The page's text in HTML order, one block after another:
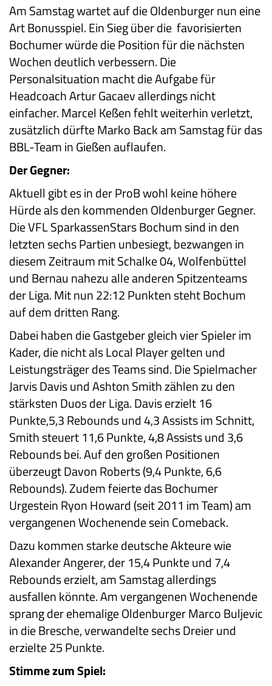
Am Samstag wartet auf die Oldenburger nun eine
Art Bonusspiel. Ein Sieg über die favorisierten
Bochumer würde die Position für die nächsten
Wochen deutlich verbessern. Die
Personalsituation macht die Aufgabe für
Headcoach Artur Gacaev allerdings nicht
einfacher. Marcel Keßen fehlt weiterhin verletzt,
zusätzlich dürfte Marko Back am Samstag für das
BBL-Team in Gießen auflaufen.
Der Gegner:
Aktuell gibt es in der ProB wohl keine höhere
Hürde als den kommenden Oldenburger Gegner.
Die VFL SparkassenStars Bochum sind in den
letzten sechs Partien unbesiegt, bezwangen in
diesem Zeitraum mit Schalke 04, Wolfenbüttel
und Bernau nahezu alle anderen Spitzenteams
der Liga. Mit nun 22:12 Punkten steht Bochum
auf dem dritten Rang.
Dabei haben die Gastgeber gleich vier Spieler im
Kader, die nicht als Local Player gelten und
Leistungsträger des Teams sind. Die Spielmacher
Jarvis Davis und Ashton Smith zählen zu den
stärksten Duos der Liga. Davis erzielt 16
Punkte,5,3 Rebounds und 4,3 Assists im Schnitt,
Smith steuert 11,6 Punkte, 4,8 Assists und 3,6
Rebounds bei. Auf den großen Positionen
überzeugt Davon Roberts (9,4 Punkte, 6,6
Rebounds). Zudem feierte das Bochumer
Urgestein Ryon Howard (seit 2011 im Team) am
vergangenen Wochenende sein Comeback.
Dazu kommen starke deutsche Akteure wie
Alexander Angerer, der 15,4 Punkte und 7,4
Rebounds erzielt, am Samstag allerdings
ausfallen könnte. Am vergangenen Wochenende
sprang der ehemalige Oldenburger Marco Buljevic
in die Bresche, verwandelte sechs Dreier und
erzielte 25 Punkte.
Stimme zum Spiel: